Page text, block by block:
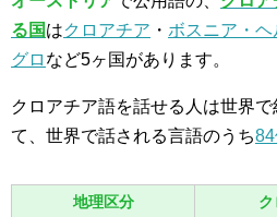
る国はクロアチア ・ ボスニア・
グロ など5ヶ国があります。
クロアチア語を話せる人は世界
て、世界で話される言語のうち
地理区分